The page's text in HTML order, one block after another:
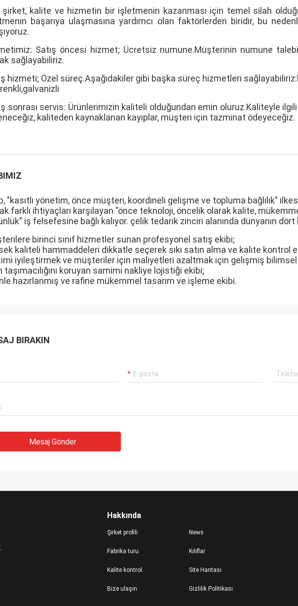
şirket, kalite ve hizmetin bir işletmenin kazanması için temel silah
başarıya ulaşmasına yardımcı olan faktörlerden biridir, bu
Satış öncesi hizmet; Ücretsiz numune.Müşterinin numune
sağlayabiliriz.
hizmeti; Özel süreç.Aşağıdakiler gibi başka süreç hizmetleri sağlayabiliriz:
renkli,galvanizli
sonrası servis: Ürünlerimizin kaliteli olduğundan emin oluruz.Kaliteyle
kaliteden kaynaklanan kayıplar, müşteri için tazminat ödeyeceğiz.
"kasıtlı yönetim, önce müşteri, koordineli gelişme ve topluma bağlılık"
farklı ihtiyaçları karşılayan "önce teknoloji, öncelik olarak kalite,
iş felsefesine bağlı kalıyor. çelik tedarik zinciri alanında dünyanın
birinci sınıf hizmetler sunan profesyonel satış ekibi;
kaliteli hammaddeleri dikkatle seçerek sıkı satın alma ve kalite kontrol
iyileştirmek ve müşteriler için maliyetleri azaltmak için gelişmiş bilimsel
taşımacılığını koruyan samimi nakliye lojistiği ekibi;
hazırlanmış ve rafine mükemmel tasarım ve işleme ekibi.
BIRAKIN
Mesaj Gönder
Hakkında
Şirket profili
Fabrika turu
Kalite kontrol
Bize ulaşın
News
Kılıflar
Site Haritası
Gizlilik Politikası